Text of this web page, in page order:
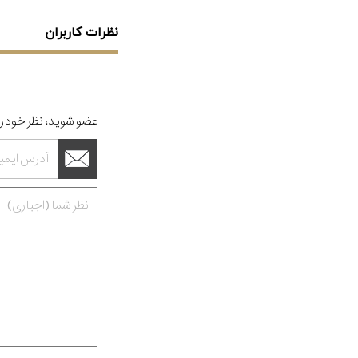
نظرات کاربران
عضو شوید، نظر خود